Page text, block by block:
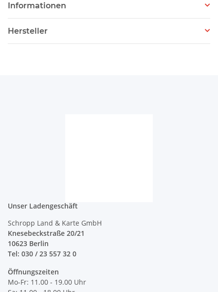
Informationen
Hersteller
Unser Ladengeschäft
Schropp Land & Karte GmbH
Knesebeckstraße 20/21
10623 Berlin
Tel: 030 / 23 557 32 0
Öffnungszeiten
Mo-Fr: 11.00 - 19.00 Uhr